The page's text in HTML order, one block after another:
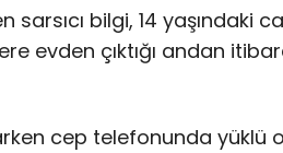
bilgi, 14 yaşındaki
evden çıktığı andan
cep telefonunda yüklü